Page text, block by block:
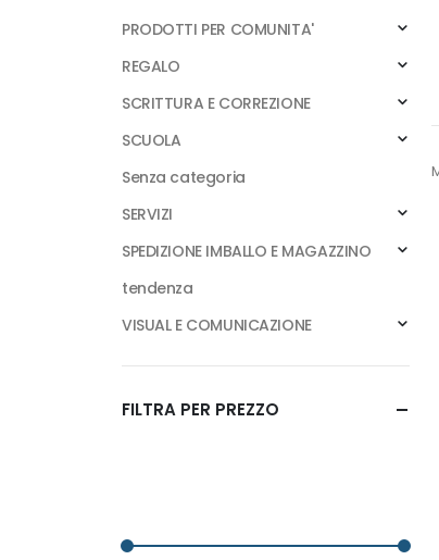
PRODOTTI PER COMUNITA'
REGALO
SCRITTURA E CORREZIONE
SCUOLA
Senza categoria
SERVIZI
SPEDIZIONE IMBALLO E MAGAZZINO
tendenza
VISUAL E COMUNICAZIONE
FILTRA PER PREZZO